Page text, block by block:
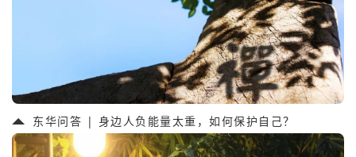
东华问答 | 身边人负能量太重，如何保护自己？